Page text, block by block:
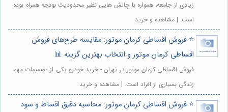
زیادی از جامعه، همواره با چالش هایی نظیر محدودیت بودجه همراه بوده
است. | مشاهده و خرید
⭐️ فروش اقساطی کرمان موتور: مقایسه طرح‌های فروش
اقساطی کرمان موتور و انتخاب بهترین گزینه 📊
فروش اقساطی کرمان موتور در تهران - خرید خودرو یکی از تصمیمات مهم
زندگی بسیاری از افراد است. | مشاهده و خرید
⭐️ فروش اقساطی کرمان موتور: محاسبه دقیق اقساط و سود